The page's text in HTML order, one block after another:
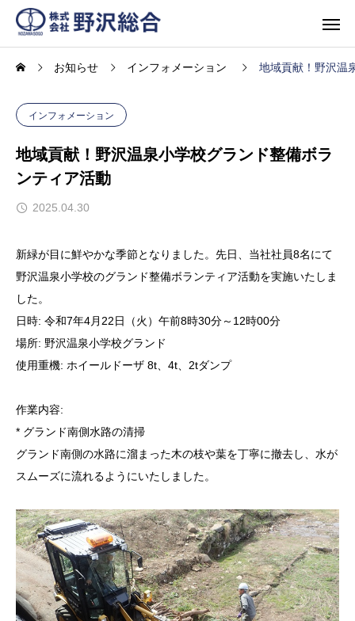
お知らせ インフォメーション 地域貢献！野沢温
インフォメーション
地域貢献！野沢温泉小学校グランド整備ボラ
ンティア活動
2025.04.30
新緑が目に鮮やかな季節となりました。先日、当社社員8名にて
野沢温泉小学校のグランド整備ボランティア活動を実施いたしま
した。
日時: 令和7年4月22日（火）午前8時30分～12時00分
場所: 野沢温泉小学校グランド
使用重機: ホイールドーザ 8t、4t、2tダンプ
作業内容:
* グランド南側水路の清掃
グランド南側の水路に溜まった木の枝や葉を丁寧に撤去し、水が
スムーズに流れるようにいたしました。